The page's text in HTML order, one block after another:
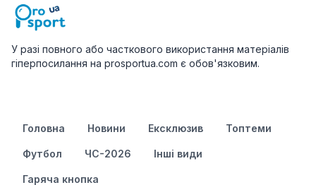
У разі повного або часткового використання матеріалів
гіперпосилання на prosportua.com є обов'язковим.
Головна Новини Ексклюзив Топтеми
Футбол ЧС-2026 Інші види
Гаряча кнопка